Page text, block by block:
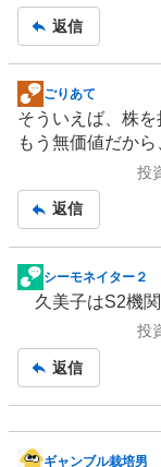
返信
掲
示
板
ごりあて
そういえば、株
もう無価値だか
投
返信
掲
事
シーモネイター２
久美子はS2機関
投
返信
ギャンブル栽培男